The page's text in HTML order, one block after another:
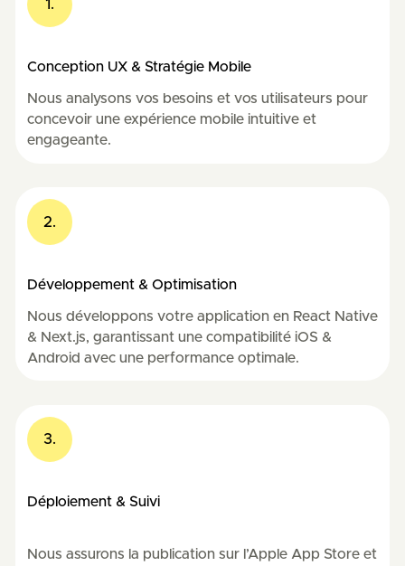
1.
Conception UX & Stratégie Mobile
Nous analysons vos besoins et vos utilisateurs pour
concevoir une expérience mobile intuitive et
engageante.
2.
Développement & Optimisation
Nous développons votre application en React Native
& Next.js, garantissant une compatibilité iOS &
Android avec une performance optimale.
3.
Déploiement & Suivi
Nous assurons la publication sur l’Apple App Store et